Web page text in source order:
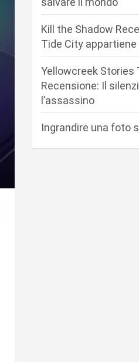
Kill the Shadow
Tide City
Yellowcreek Stories
Recensione: Il
l’assassino
Ingrandire una foto